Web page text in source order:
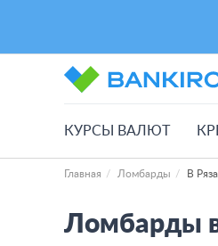
КУРСЫ ВАЛЮТ
Главная Ломбарды В
Ломбарды